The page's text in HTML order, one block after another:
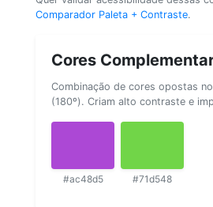
Comparador Paleta + Contraste.
Cores
Combinação de cores opostas
(180º). Criam alto contraste e
#ac48d5 #71d548